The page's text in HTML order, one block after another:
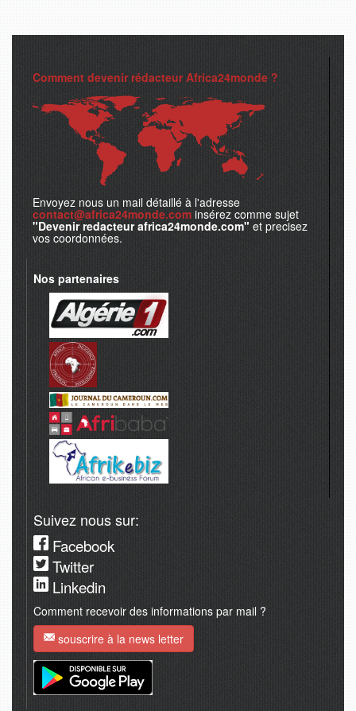
Comment devenir rédacteur Africa24monde ?
Envoyez nous un mail détaillé à l'adresse
contact@africa24monde.com insérez comme sujet
"Devenir redacteur africa24monde.com" et precisez
vos coordonnées.
Nos partenaires
Suivez nous sur:
Facebook
Twitter
Linkedin
Comment recevoir des informations par mail ?
souscrire à la news letter